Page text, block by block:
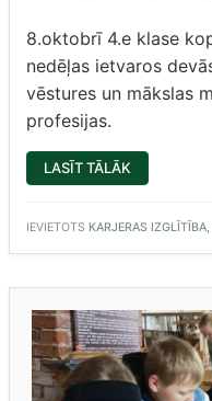
8.oktobrī 4.e klase
nedēļas ietvaros
vēstures un mākslas
profesijas.
LASĪT TĀLĀK
IEPAZĪST
IEVIETOTS KARJERAS IZGLĪTĪBA,